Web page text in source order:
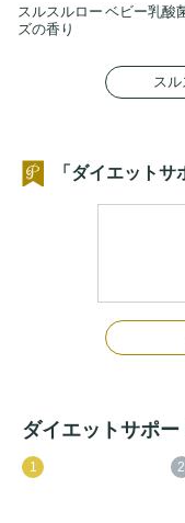
スルスルロー
ズの香り
ベビー乳酸
ス
「ダイエット
ダイエットサポ
1 2